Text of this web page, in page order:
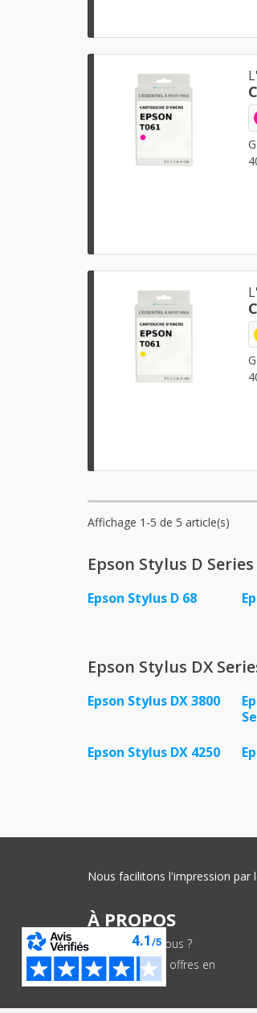
Affichage 1-5 de 5 article(s)
Epson Stylus D Series
Epson Stylus D 68
Epson Stylus DX
Epson Stylus DX 3800
Epson Stylus DX 4250
Nous facilitons l'impression par
À PROPOS
Qui sommes-nous ?
Conditions des offres en
cours